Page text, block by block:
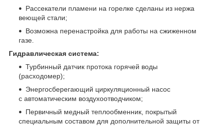
Рассекатели пламени на горелке сделаны из нержа
веющей стали;
Возможна перенастройка для работы на сжиженном
газе.
Гидравлическая система:
Турбинный датчик протока горячей воды
(расходомер);
Энергосберегающий циркуляционный насос
с автоматическим воздухоотводчиком;
Первичный медный теплообменник, покрытый
специальным составом для дополнительной защиты от